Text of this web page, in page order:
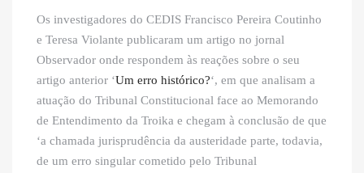
Os investigadores do CEDIS Francisco Pereira Coutinho
e Teresa Violante publicaram um artigo no jornal
Observador onde respondem às reações sobre o seu
artigo anterior ‘Um erro histórico?‘, em que analisam a
atuação do Tribunal Constitucional face ao Memorando
de Entendimento da Troika e chegam à conclusão de que
‘a chamada jurisprudência da austeridade parte, todavia,
de um erro singular cometido pelo Tribunal